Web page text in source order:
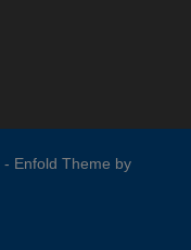
- Enfold Theme by